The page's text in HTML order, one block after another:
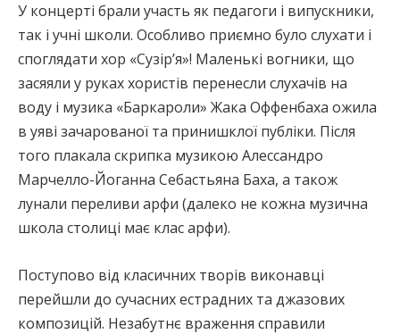
У концерті брали участь як педагоги і випускники,
так і учні школи. Особливо приємно було слухати і
споглядати хор «Сузір’я»! Маленькі вогники, що
засяяли у руках хористів перенесли слухачів на
воду і музика «Баркароли» Жака Оффенбаха ожила
в уяві зачарованої та принишклої публіки. Після
того плакала скрипка музикою Алессандро
Марчелло-Йоганна Себастьяна Баха, а також
лунали переливи арфи (далеко не кожна музична
школа столиці має клас арфи).
Поступово від класичних творів виконавці
перейшли до сучасних естрадних та джазових
композицій. Незабутнє враження справили